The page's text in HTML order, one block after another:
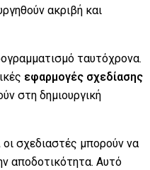
ακριβή και
ταυτόχρονα.
εφαρμογές σχεδίασης
στη δημιουργική
οι σχεδιαστές μπορούν να
αποδοτικότητα. Αυτό